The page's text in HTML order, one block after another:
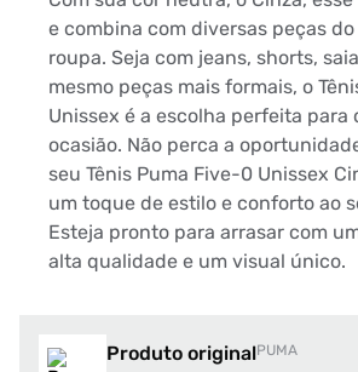
e combina com diversas peças
roupa. Seja com jeans, shorts,
mesmo peças mais formais, o
Unissex é a escolha perfeita para
ocasião. Não perca a
seu Tênis Puma Five-0 Unissex
um toque de estilo e conforto ao
Esteja pronto para arrasar com
alta qualidade e um visual único.
Produto originalPUMA